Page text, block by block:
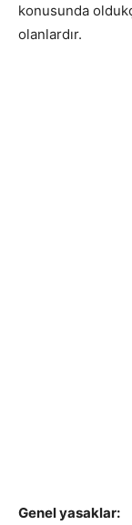
konusunda
olanlardır.
Genel yasaklar: